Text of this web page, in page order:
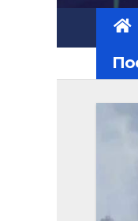
перекрестке рисков.